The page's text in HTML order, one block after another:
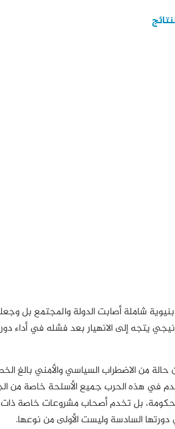
شاملة أصابت الدولة والمجتمع بل
يتجه إلى الانهيار بعد فشله في أداء
من الاضطراب السياسي والأمني بالغ
في هذه الحرب جميع الأسلحة خاصة من
بل تخدم أصحاب مشروعات خاصة
السادسة وليست الأولى من نوعها.